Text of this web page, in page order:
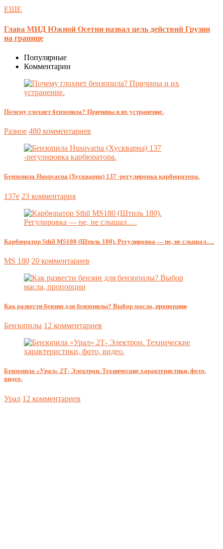
ЕЩЕ
Глава МИД Южной Осетии назвал цель действий Грузии
на границе
Популярные
Комментарии
Почему глохнет бензопила? Причины и их устранение.
Разное 480 комментариев
Бензопила Husqvarna (Хускварна) 137 -регулировка карбюратора.
137e 23 комментария
Карбюратор Sthil MS180 (Штиль 180). Регулировка — не, не слышал….
MS 180 20 комментариев
Как развести бензин для бензопилы? Выбор масла, пропорции
Бензопилы 12 комментариев
Бензопила «Урал» 2Т- Электрон. Технические характеристики, фото,
видео.
Урал 12 комментариев